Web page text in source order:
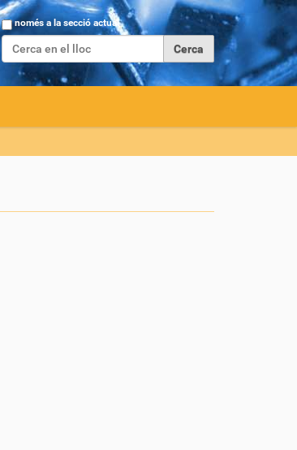
Cercanomés a la secció actual
Cerca avançada…